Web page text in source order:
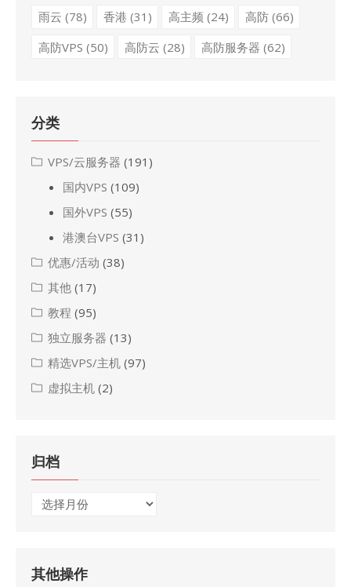
雨云 (78) 香港 (31) 高主频 (24) 高防(66)
高防VPS (50) 高防云 (28) 高防服务器 (62)
分类
VPS/云服务器 (191)
国内VPS (109)
国外VPS (55)
港澳台VPS (31)
优惠/活动 (38)
其他 (17)
教程 (95)
独立服务器 (13)
精选VPS/主机 (97)
虚拟主机 (2)
归档
归
其他操作